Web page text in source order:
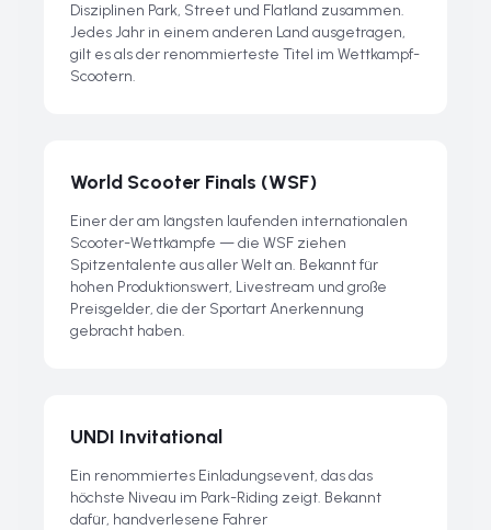
Disziplinen Park, Street und Flatland zusammen.
Jedes Jahr in einem anderen Land ausgetragen,
gilt es als der renommierteste Titel im Wettkampf-
Scootern.
World Scooter Finals (WSF)
Einer der am längsten laufenden internationalen
Scooter-Wettkämpfe — die WSF ziehen
Spitzentalente aus aller Welt an. Bekannt für
hohen Produktionswert, Livestream und große
Preisgelder, die der Sportart Anerkennung
gebracht haben.
UNDI Invitational
Ein renommiertes Einladungsevent, das das
höchste Niveau im Park-Riding zeigt. Bekannt
dafür, handverlesene Fahrer